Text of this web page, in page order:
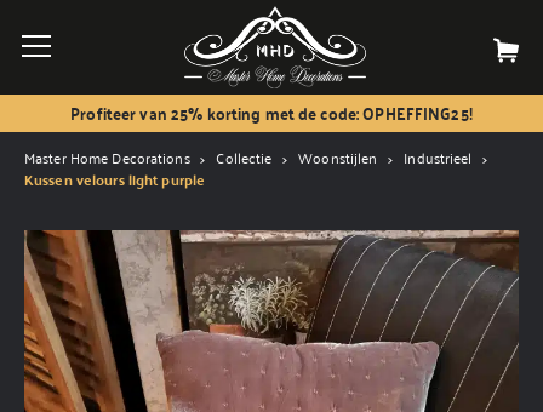
Profiteer van 25% korting met de code: OPHEFFING25!
Master Home Decorations Collectie Woonstijlen Industrieel
Kussen velours light purple